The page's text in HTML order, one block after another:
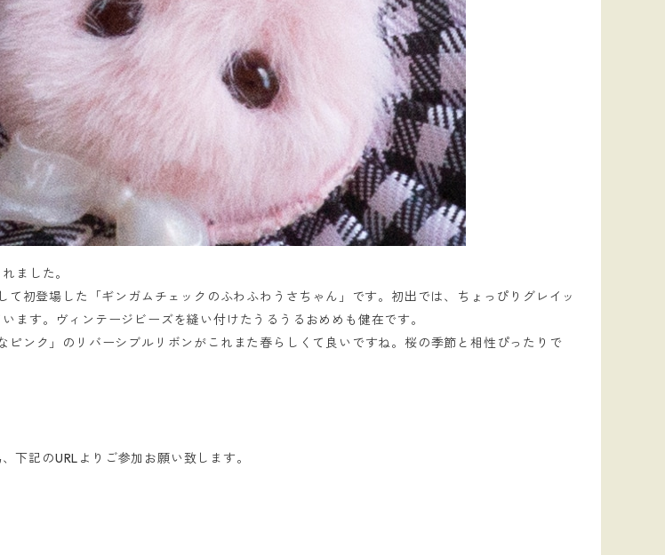
ました。
初登場した「ギンガムチェックのふわふわうさちゃん」です。初出では、ちょっぴりグレイッ
ます。ヴィンテージビーズを縫い付けたうるうるおめめも健在です。
ンク」のリバーシブルリボンがこれまた春らしくて良いですね。桜の季節と相性ぴったりで
下記のURLよりご参加お願い致します。